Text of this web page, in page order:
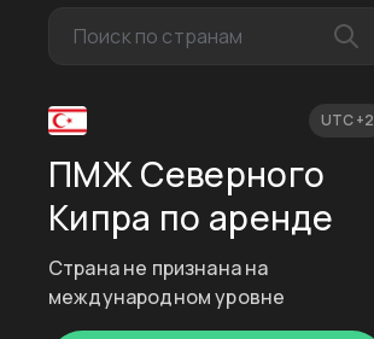
UTC +2
ПМЖ Северного
Кипра по аренде
Страна не признана на
международном уровне